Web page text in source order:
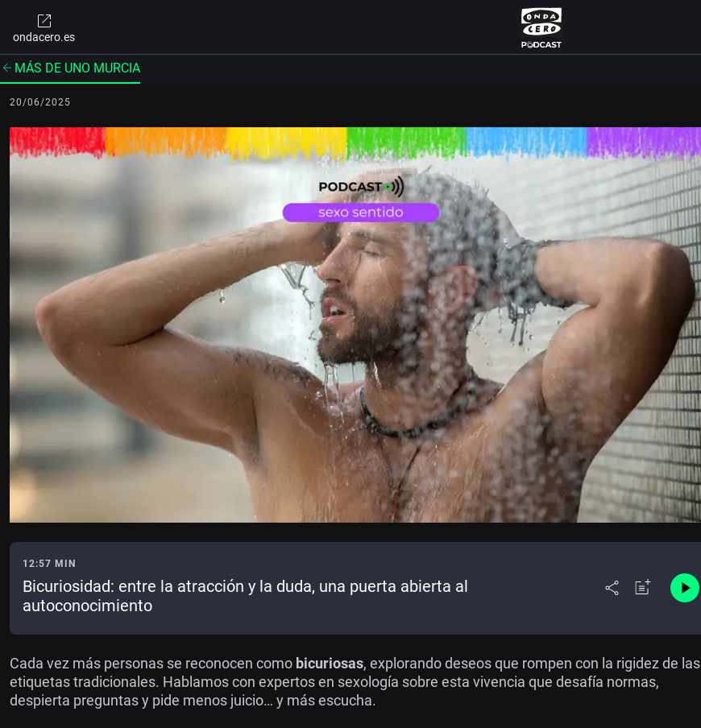
ondacero.es
MÁS DE UNO MURCIA
20/06/2025
12:57 MIN
Bicuriosidad: entre la atracción y la duda, una puerta abierta al
autoconocimiento
Cada vez más personas se reconocen como bicuriosas, explorando deseos que rompen con la rigidez de las
etiquetas tradicionales. Hablamos con expertos en sexología sobre esta vivencia que desafía normas,
despierta preguntas y pide menos juicio… y más escucha.